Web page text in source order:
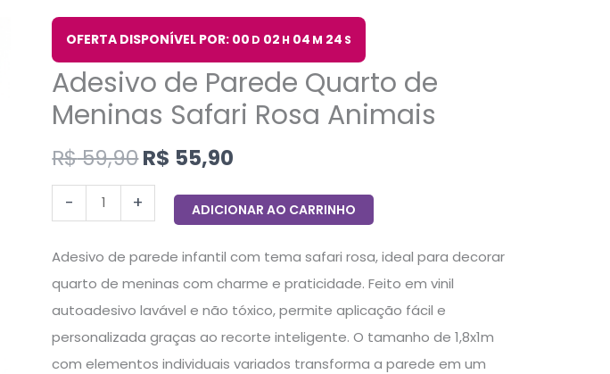
OFERTA DISPONÍVEL POR: 00 D 02 H 04 M 23 S
Adesivo de Parede Quarto de
Meninas Safari Rosa Animais
R$59,90
O
preço
original
era:
R$ 55,90
O
preço
atual
é:
-
Adesivo
de
Parede
Quarto
Meninas
Safari
Rosa
quantidade
+ ADICIONAR AO CARRINHO
Adesivo de parede infantil com tema safari rosa, ideal para decorar
quarto de meninas com charme e praticidade. Feito em vinil
autoadesivo lavável e não tóxico, permite aplicação fácil e
personalizada graças ao recorte inteligente. O tamanho de 1,8x1m
com elementos individuais variados transforma a parede em um